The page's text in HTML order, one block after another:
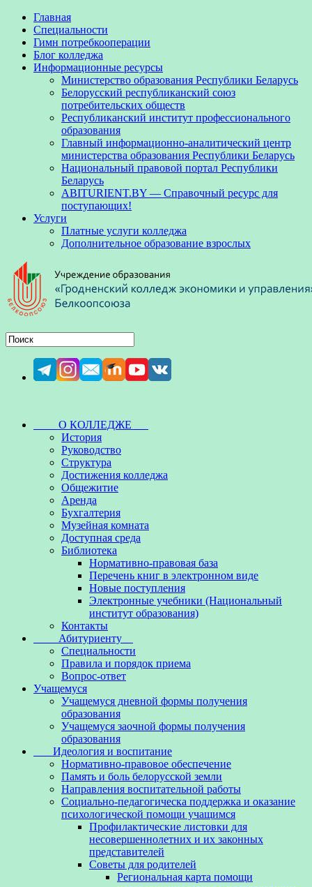
Главная
Специальности
Гимн потребкооперации
Блог колледжа
Информационные ресурсы
Министерство образования Республики Беларусь
Белорусский республиканский союз
потребительских обществ
Республиканский институт профессионального
образования
Главный информационно-аналитический центр
министерства образования Республики Беларусь
Национальный правовой портал Республики
Беларусь
ABITURIENT.BY — Справочный ресурс для
поступающих!
Услуги
Платные услуги колледжа
Дополнительное образование взрослых
О КОЛЛЕДЖЕ
История
Руководство
Структура
Достижения колледжа
Общежитие
Аренда
Бухгалтерия
Музейная комната
Доступная среда
Библиотека
Нормативно-правовая база
Перечень книг в электронном виде
Новые поступления
Электронные учебники (Национальный
институт образования)
Контакты
Абитуриенту
Специальности
Правила и порядок приема
Вопрос-ответ
Учащемуся
Учащемуся дневной формы получения
образования
Учащемуся заочной формы получения
образования
Идеология и воспитание
Нормативно-правовое обеспечение
Память и боль белорусской земли
Направления воспитательной работы
Социально-педагогическа поддержка и оказание
психологической помощи учащимся
Профилактические листовки для
несовершеннолетних и их законных
представителей
Советы для родителей
Региональная карта помощи